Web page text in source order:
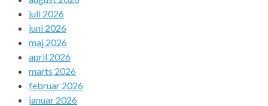
juli 2026
juni 2026
maj 2026
april 2026
marts 2026
februar 2026
januar 2026